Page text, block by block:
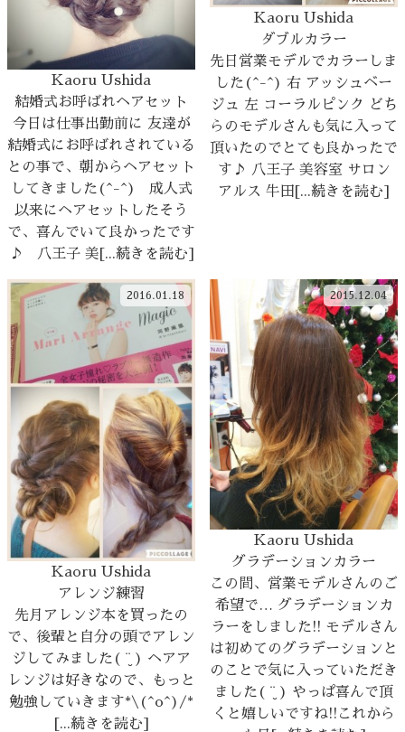
Kaoru Ushida
結婚式お呼ばれヘアセット
今日は仕事出勤前に 友達が
結婚式にお呼ばれされている
との事で、朝からヘアセット
してきました(^-^) 成人式
以来にヘアセットしたそう
で、喜んでいて良かったです
♪ 八王子 美[...続きを読む]
Kaoru Ushida
ダブルカラー
先日営業モデルでカラーしま
した(^-^) 右 アッシュベー
ジュ 左 コーラルピンク どち
らのモデルさんも気に入って
頂いたのでとても良かったで
す♪ 八王子 美容室 サロン
アルス 牛田[...続きを読む]
2016.01.18
Kaoru Ushida
アレンジ練習
先月アレンジ本を買ったの
で、後輩と自分の頭でアレン
ジしてみました( ¨̮ ) ヘアア
レンジは好きなので、もっと
勉強していきます*\(^o^)/*
[...続きを読む]
2015.12.04
Kaoru Ushida
グラデーションカラー
この間、営業モデルさんのご
希望で… グラデーションカ
ラーをしました!! モデルさん
は初めてのグラデーションと
のことで気に入っていただき
ました( ¨̮ ) やっぱ喜んで頂
くと嬉しいですね!!これから